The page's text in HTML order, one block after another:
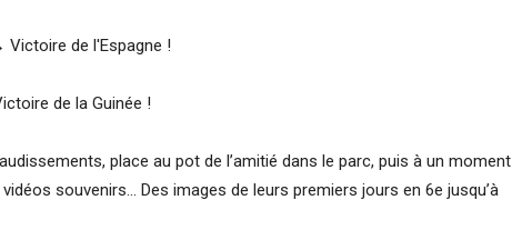
Victoire de l'Espagne !
de la Guinée !
place au pot de l’amitié dans le parc, puis à un moment
souvenirs… Des images de leurs premiers jours en 6e jusqu’à